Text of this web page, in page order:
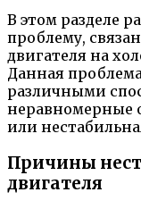
В этом разделе
проблему,
двигателя на
Данная
различными
неравномерные
или
Причины
двигателя